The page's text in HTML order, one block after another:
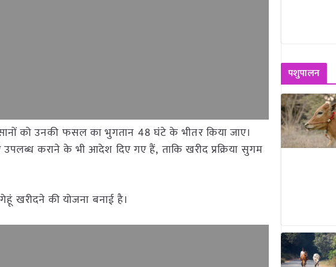
को उनकी फसल का भुगतान 48 घंटे के भीतर किया जाए।
कराने के भी आदेश दिए गए हैं, ताकि खरीद प्रक्रिया सुगम
खरीदने की योजना बनाई है।
पशुपालन